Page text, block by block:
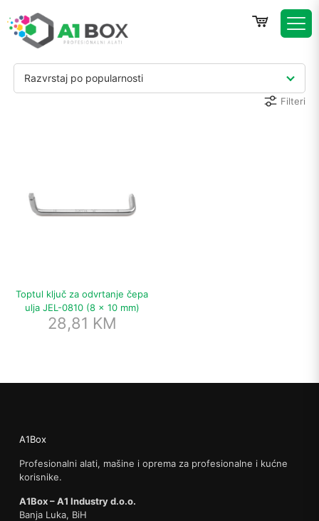
Razvrstaj po popularnosti
Filteri
Toptul ključ za odvrtanje čepa
ulja JEL-0810 (8 x 10 mm)
28,81 KM
A1Box
Profesionalni alati, mašine i oprema za profesionalne i kućne
korisnike.
A1Box – A1 Industry d.o.o.
Banja Luka, BiH